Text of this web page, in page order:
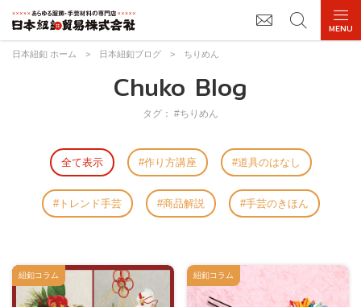
日本紐釦 ホーム > 日本紐釦ブログ > ちりめん
Chuko Blog
タグ： #ちりめん
全て表示 作り方講座 道具のはなし
トレンド手芸 商品解説 手芸のきほん
紐釦コラム 紐釦コラム